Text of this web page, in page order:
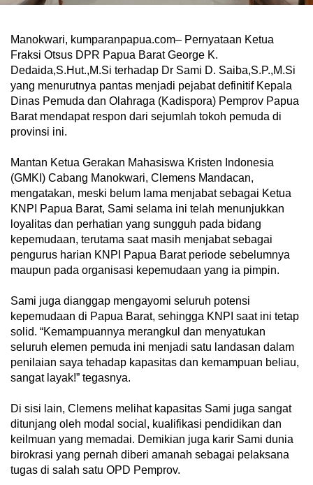
Manokwari, kumparanpapua.com– Pernyataan Ketua
Fraksi Otsus DPR Papua Barat George K.
Dedaida,S.Hut.,M.Si terhadap Dr Sami D. Saiba,S.P.,M.Si
yang menurutnya pantas menjadi pejabat definitif Kepala
Dinas Pemuda dan Olahraga (Kadispora) Pemprov Papua
Barat mendapat respon dari sejumlah tokoh pemuda di
provinsi ini.
Mantan Ketua Gerakan Mahasiswa Kristen Indonesia
(GMKI) Cabang Manokwari, Clemens Mandacan,
mengatakan, meski belum lama menjabat sebagai Ketua
KNPI Papua Barat, Sami selama ini telah menunjukkan
loyalitas dan perhatian yang sungguh pada bidang
kepemudaan, terutama saat masih menjabat sebagai
pengurus harian KNPI Papua Barat periode sebelumnya
maupun pada organisasi kepemudaan yang ia pimpin.
Sami juga dianggap mengayomi seluruh potensi
kepemudaan di Papua Barat, sehingga KNPI saat ini tetap
solid. “Kemampuannya merangkul dan menyatukan
seluruh elemen pemuda ini menjadi satu landasan dalam
penilaian saya tehadap kapasitas dan kemampuan beliau,
sangat layak!” tegasnya.
Di sisi lain, Clemens melihat kapasitas Sami juga sangat
ditunjang oleh modal social, kualifikasi pendidikan dan
keilmuan yang memadai. Demikian juga karir Sami dunia
birokrasi yang pernah diberi amanah sebagai pelaksana
tugas di salah satu OPD Pemprov.